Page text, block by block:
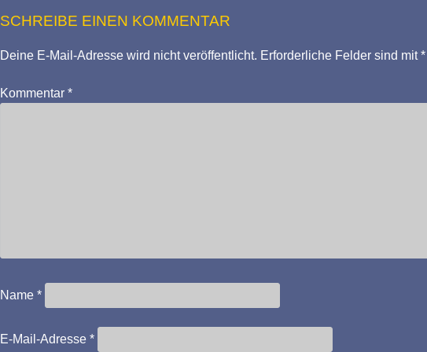
SCHREIBE EINEN KOMMENTAR
Deine E-Mail-Adresse wird nicht veröffentlicht. Erforderliche Felder sind mit*
Kommentar *
Name *
E-Mail-Adresse *